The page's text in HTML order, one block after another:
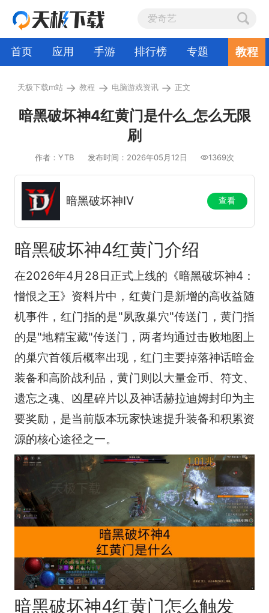
首页 应用 手游 排行榜 专题 教程
天极下载m站 → 教程 → 电脑游戏资讯 → 正文
暗黑破坏神4红黄门是什么_怎么无限
刷
作者：YTB 发布时间：2026年05月12日 1369次
暗黑破坏神IV 查看
暗黑破坏神4红黄门介绍
在2026年4月28日正式上线的《暗黑破坏神4：
憎恨之王》资料片中，红黄门是新增的高收益随
机事件，红门指的是"夙敌巢穴"传送门，黄门指
的是"地精宝藏"传送门，两者均通过击败地图上
的巢穴首领后概率出现，红门主要掉落神话暗金
装备和高阶战利品，黄门则以大量金币、符文、
遗忘之魂、凶星碎片以及神话赫拉迪姆封印为主
要奖励，是当前版本玩家快速提升装备和积累资
源的核心途径之一。
暗黑破坏神4红黄门怎么触发